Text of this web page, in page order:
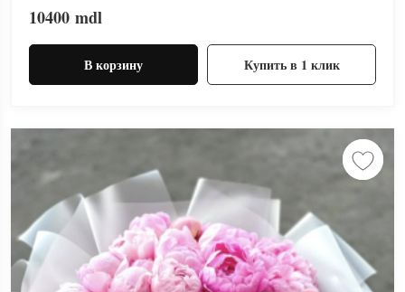
10400 mdl
В корзину Купить в 1 клик